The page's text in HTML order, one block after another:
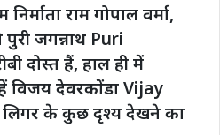
राम गोपाल वर्मा,
जगन्नाथ Puri
दोस्त हैं, हाल ही में
विजय देवरकोंडा Vijay
लिगर के कुछ दृश्य देखने का